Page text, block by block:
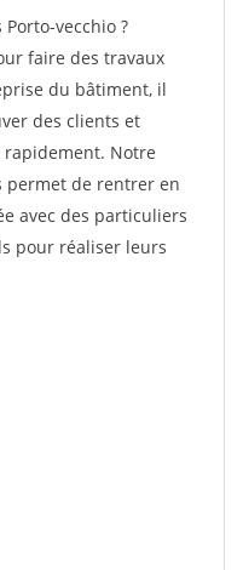
vecchio ?
faire des travaux
du bâtiment, il
des clients et
Notre
permet de rentrer en
avec des particuliers
pour réaliser leurs